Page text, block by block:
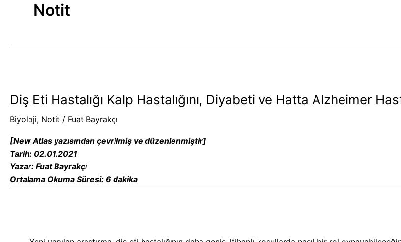
Notit
Diş Eti Hastalığı Kalp Hastalığını, Diyabeti ve Hatta Alzheimer
Biyoloji, Notit / Fuat Bayrakçı
[New Atlas yazısından çevrilmiş ve düzenlenmiştir]
Tarih: 02.01.2021
Yazar: Fuat Bayrakçı
Ortalama Okuma Süresi: 6 dakika
Hastalığı
Hastalığını,
Diyabeti
ve
Hatta
Alzheimer
Hastalığını